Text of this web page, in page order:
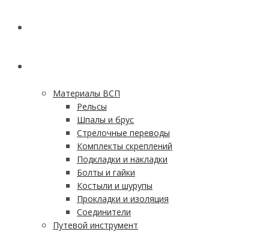
Материалы ВСП
Рельсы
Шпалы и брус
Стрелочные переводы
Комплекты скреплений
Подкладки и накладки
Болты и гайки
Костыли и шурупы
Прокладки и изоляция
Соединители
Путевой инструмент